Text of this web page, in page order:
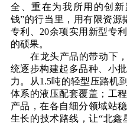
全、重在为我所用的创
钱”的行当里，用有限资源
专利、20余项实用新型专
的硕果。
在龙头产品的带动下，
统逐步构建起多品种、小
力。从1.5吨的轻型压路机
体系的液压配套覆盖；工
产品，在各自细分领域站
生长的技术路线，让“北鑫